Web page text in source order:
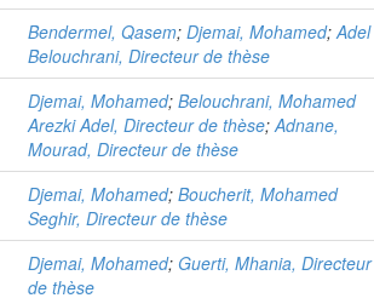
Bendermel, Qasem;Djemai, Mohamed;Adel
Belouchrani, Directeur de thèse
Djemai, Mohamed;Belouchrani, Mohamed
Arezki Adel, Directeur de thèse;Adnane,
Mourad, Directeur de thèse
Djemai, Mohamed;Boucherit, Mohamed
Seghir, Directeur de thèse
Djemai, Mohamed; Guerti, Mhania, Directeur
de thèse